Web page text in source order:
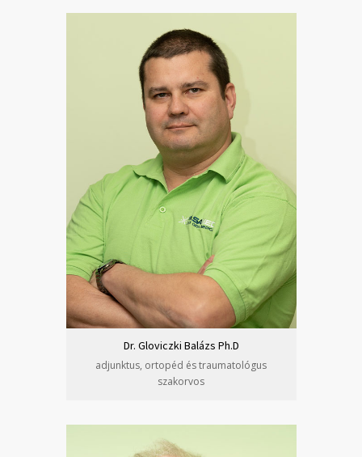
Dr. Gloviczki Balázs Ph.D
adjunktus, ortopéd és traumatológus
szakorvos